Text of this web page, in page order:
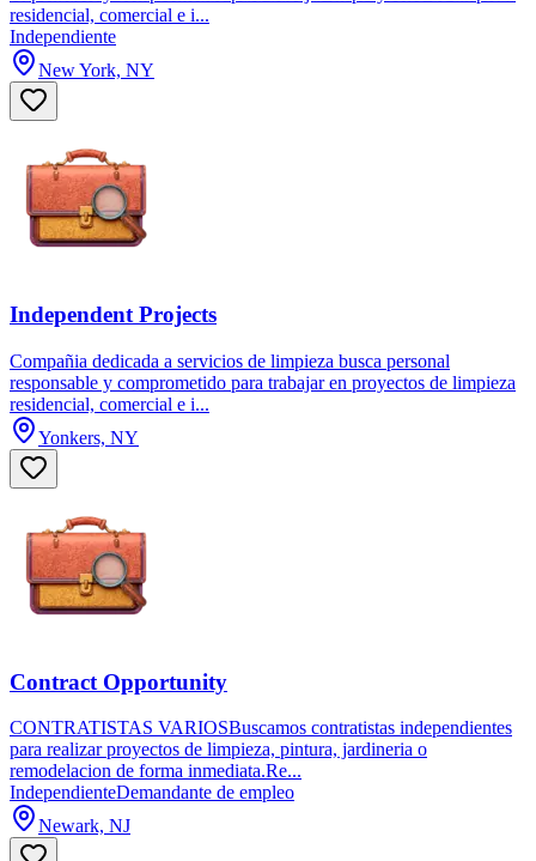
residencial, comercial e i...
Independiente
New York, NY
Independent Projects
Compañia dedicada a servicios de limpieza busca personal
responsable y comprometido para trabajar en proyectos de limpieza
residencial, comercial e i...
Yonkers, NY
Contract Opportunity
CONTRATISTAS VARIOSBuscamos contratistas independientes
para realizar proyectos de limpieza, pintura, jardineria o
remodelacion de forma inmediata.Re...
IndependienteDemandante de empleo
Newark, NJ